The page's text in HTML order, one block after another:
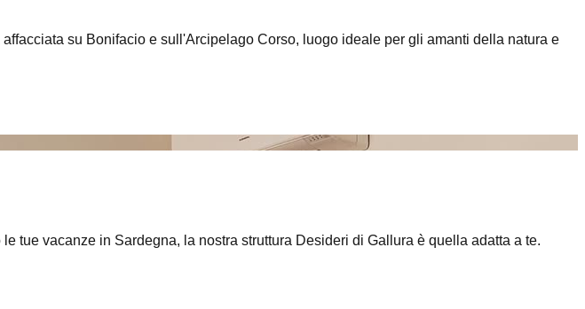
su Bonifacio e sull'Arcipelago Corso, luogo ideale per gli amanti della natura e
tue vacanze in Sardegna, la nostra struttura Desideri di Gallura è quella adatta a te.